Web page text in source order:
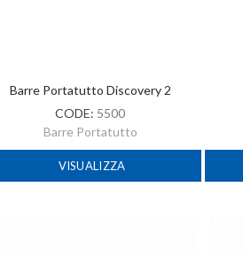
Barre Portatutto Discovery 2
CODE: 5500
Barre Portatutto
VISUALIZZA